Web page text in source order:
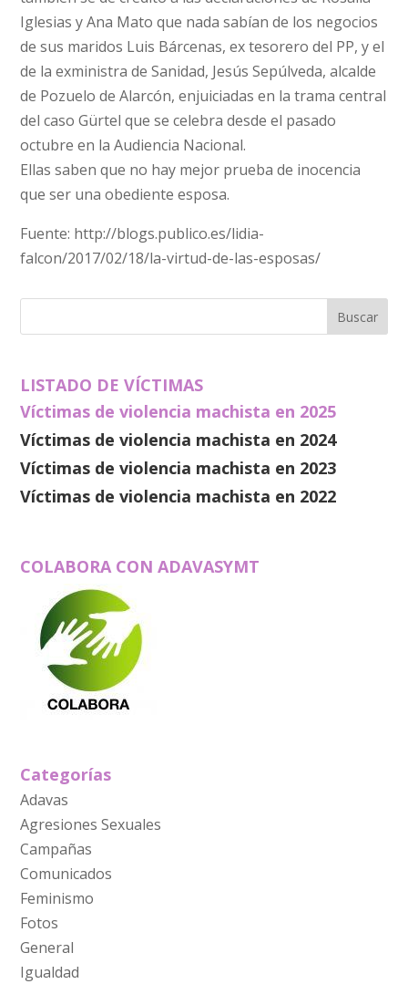
Iglesias y Ana Mato que nada sabían de los negocios
de sus maridos Luis Bárcenas, ex tesorero del PP, y el
de la exministra de Sanidad, Jesús Sepúlveda, alcalde
de Pozuelo de Alarcón, enjuiciadas en la trama central
del caso Gürtel que se celebra desde el pasado
octubre en la Audiencia Nacional.
Ellas saben que no hay mejor prueba de inocencia
que ser una obediente esposa.
Fuente: http://blogs.publico.es/lidia-
falcon/2017/02/18/la-virtud-de-las-esposas/
LISTADO DE VÍCTIMAS
Víctimas de violencia machista en 2025
Víctimas de violencia machista en 2024
Víctimas de violencia machista en 2023
Víctimas de violencia machista en 2022
COLABORA CON ADAVASYMT
Categorías
Adavas
Agresiones Sexuales
Campañas
Comunicados
Feminismo
Fotos
General
Igualdad